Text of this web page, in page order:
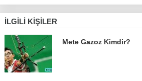
İLGILI KIŞILER
Mete Gazoz Kimdir?